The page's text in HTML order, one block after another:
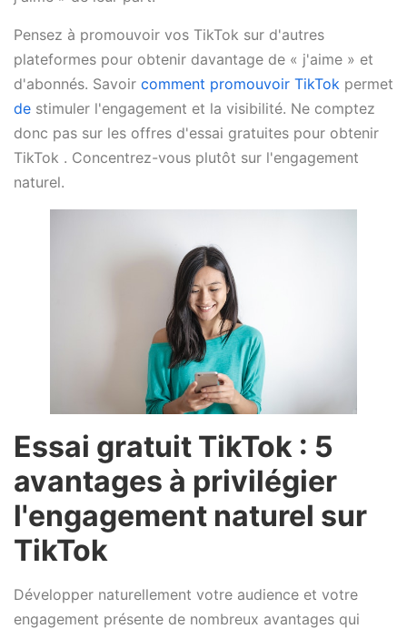
Pensez à promouvoir vos TikTok sur d'autres
plateformes pour obtenir davantage de « j'aime » et
d'abonnés. Savoir comment promouvoir TikTok permet
de stimuler l'engagement et la visibilité. Ne comptez
donc pas sur les offres d'essai gratuites pour obtenir
TikTok . Concentrez-vous plutôt sur l'engagement
naturel.
Essai gratuit TikTok : 5
avantages à privilégier
l'engagement naturel sur
TikTok
Développer naturellement votre audience et votre
engagement présente de nombreux avantages qui